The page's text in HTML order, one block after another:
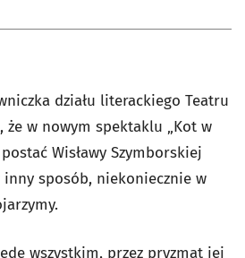
działu literackiego Teatru
że w nowym spektaklu „Kot w
Wisławy Szymborskiej
inny sposób, niekoniecznie w
wszystkim, przez pryzmat jej